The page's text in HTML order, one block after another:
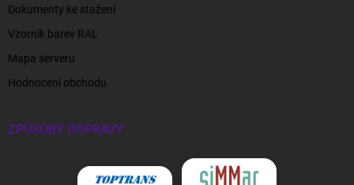
Dokumenty ke stažení
Vzorník barev RAL
Mapa serveru
Hodnocení obchodu
ZPŮSOBY DOPRAVY